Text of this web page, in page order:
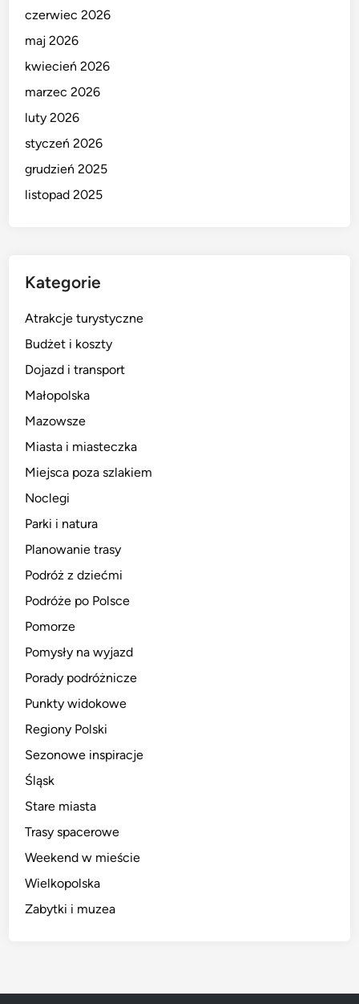
czerwiec 2026
maj 2026
kwiecień 2026
marzec 2026
luty 2026
styczeń 2026
grudzień 2025
listopad 2025
Kategorie
Atrakcje turystyczne
Budżet i koszty
Dojazd i transport
Małopolska
Mazowsze
Miasta i miasteczka
Miejsca poza szlakiem
Noclegi
Parki i natura
Planowanie trasy
Podróż z dziećmi
Podróże po Polsce
Pomorze
Pomysły na wyjazd
Porady podróżnicze
Punkty widokowe
Regiony Polski
Sezonowe inspiracje
Śląsk
Stare miasta
Trasy spacerowe
Weekend w mieście
Wielkopolska
Zabytki i muzea